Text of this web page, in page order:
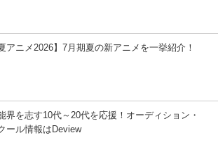
夏アニメ2026】7月期夏の新アニメを一挙紹介！
界を志す10代～20代を応援！オーディション・
ール情報はDeview